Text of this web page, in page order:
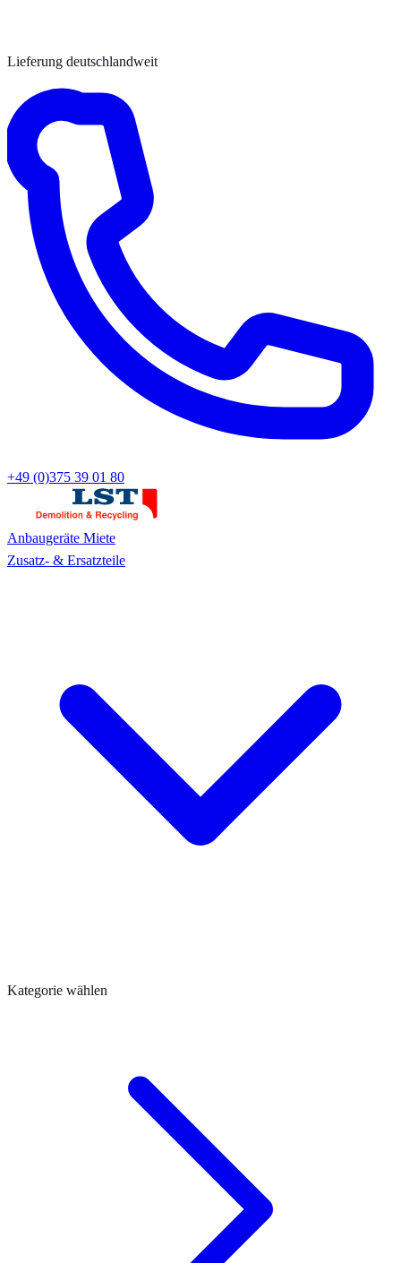
Lieferung deutschlandweit
+49 (0)375 39 01 80
Anbaugeräte Miete
Zusatz- & Ersatzteile
Kategorie wählen